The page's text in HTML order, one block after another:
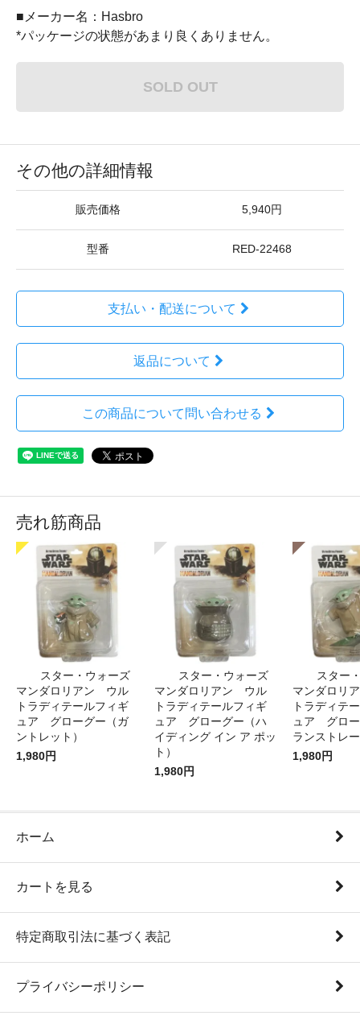
■メーカー名：Hasbro
*パッケージの状態があまり良くありません。
SOLD OUT
その他の詳細情報
販売価格 5,940円
型番 RED-22468
支払い・配送について
返品について
この商品について問い合わせる
売れ筋商品
スター・ウォーズ
マンダロリアン ウル
トラディテールフィギ
ュア グローグー（ガ
ントレット）
1,980円
スター・ウォーズ
マンダロリアン ウル
トラディテールフィギ
ュア グローグー（ハ
イディング イン ア ポッ
ト）
1,980円
スター
マンダロリ
トラディテ
ュア グロ
ランストレ
1,980円
ホーム
カートを見る
特定商取引法に基づく表記
プライバシーポリシー